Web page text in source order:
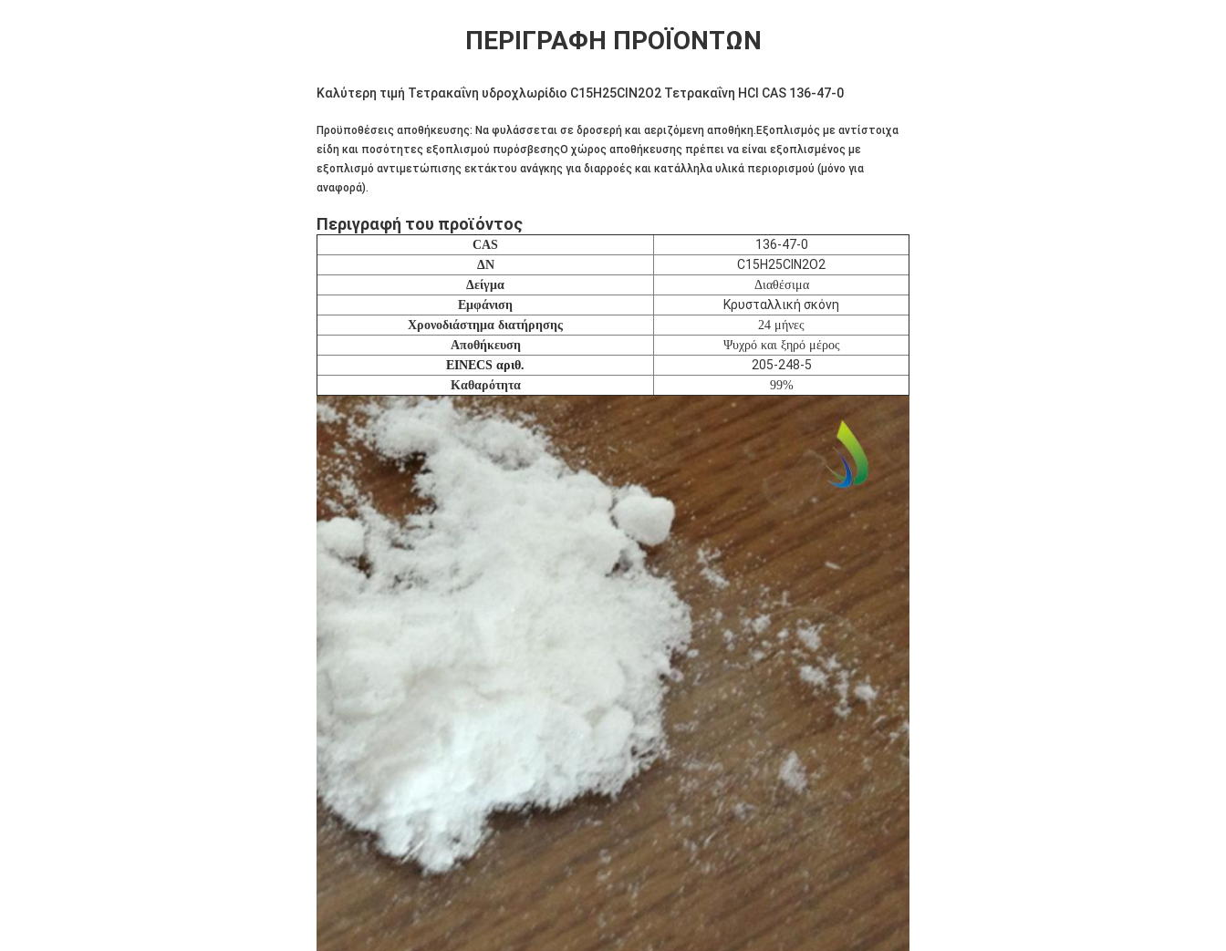
ΠΕΡΙΓΡΑΦΉ ΠΡΟΪΌΝΤΩΝ
Καλύτερη τιμή Τετρακαΐνη υδροχλωρίδιο C15H25ClN2O2 Τετρακαΐνη HCl CAS 136-47-0
Προϋποθέσεις αποθήκευσης: Να φυλάσσεται σε δροσερή και αεριζόμενη αποθήκη.Εξοπλισμός με αντίστοιχα
είδη και ποσότητες εξοπλισμού πυρόσβεσηςΟ χώρος αποθήκευσης πρέπει να είναι εξοπλισμένος με
εξοπλισμό αντιμετώπισης εκτάκτου ανάγκης για διαρροές και κατάλληλα υλικά περιορισμού (μόνο για
αναφορά).
Περιγραφή του προϊόντος
CAS 136-47-0
ΔΝ C15H25ClN2O2
Δείγμα
Διαθέσιμα
Εμφάνιση
Κρυσταλλική σκόνη
Χρονοδιάστημα διατήρησης
24 μήνες
Αποθήκευση
Ψυχρό και ξηρό μέρος
EINECS αριθ.
205-248-5
Καθαρότητα 99%